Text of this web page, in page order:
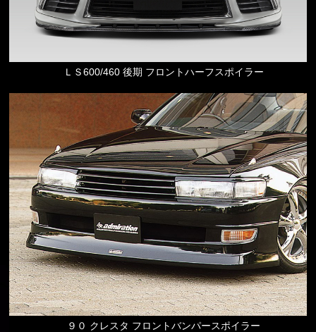
ＬＳ600/460 後期 フロントハーフスポイラー
９０ クレスタ フロントバンパースポイラー